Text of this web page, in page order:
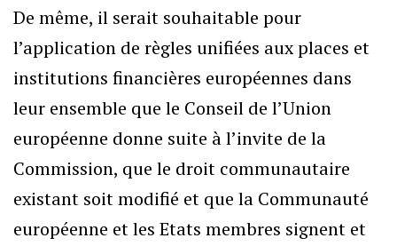
De même, il serait souhaitable pour
l’application de règles unifiées aux places et
institutions financières européennes dans
leur ensemble que le Conseil de l’Union
européenne donne suite à l’invite de la
Commission, que le droit communautaire
existant soit modifié et que la Communauté
européenne et les Etats membres signent et